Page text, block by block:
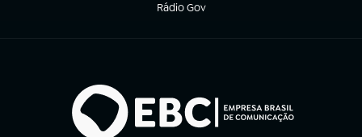
Rádio Gov
(abre em nova aba)